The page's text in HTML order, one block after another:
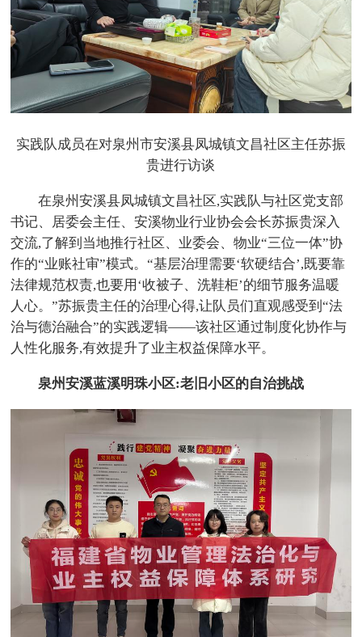
实践队成员在对泉州市安溪县凤城镇文昌社区主任苏振
贵进行访谈
在泉州安溪县凤城镇文昌社区,实践队与社区党支部
书记、居委会主任、安溪物业行业协会会长苏振贵深入
交流,了解到当地推行社区、业委会、物业“三位一体”协
作的“业账社审”模式。“基层治理需要‘软硬结合’,既要靠
法律规范权责,也要用‘收被子、洗鞋柜’的细节服务温暖
人心。”苏振贵主任的治理心得,让队员们直观感受到“法
治与德治融合”的实践逻辑——该社区通过制度化协作与
人性化服务,有效提升了业主权益保障水平。
泉州安溪蓝溪明珠小区:老旧小区的自治挑战